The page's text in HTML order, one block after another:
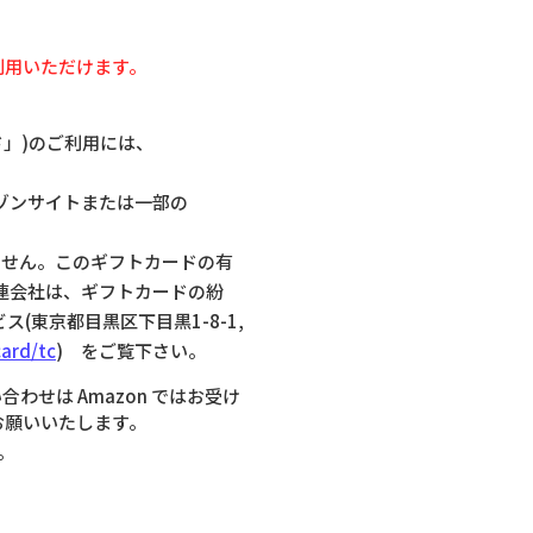
いただけます。
)のご利用には、
ンサイトまたは一部の
ん。このギフトカードの有
会社は、ギフトカードの紛
ス(東京都目黒区下目黒1-8-1,
tc) をご覧下さい。
わせは Amazon ではお受け
いいたします。